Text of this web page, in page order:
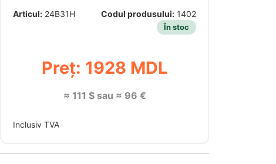
Articul: 24B31H Codul produsului: 1402
În stoc
Preț: 1928 MDL
≈ 111 $ sau ≈ 96 €
Inclusiv TVA